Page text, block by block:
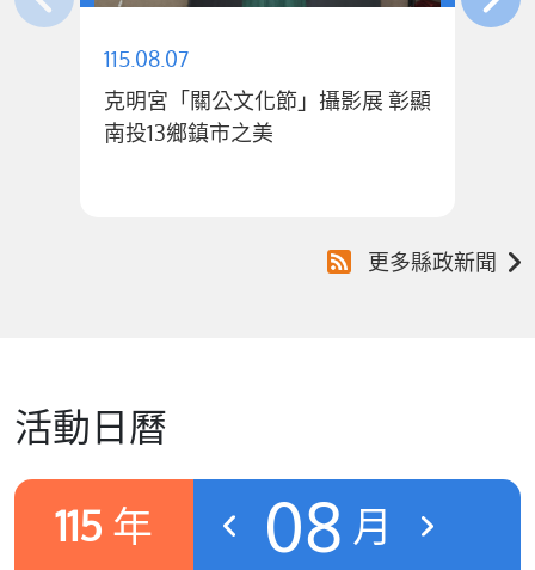
115.08.07
克明宮「關公文化節」攝影展 彰顯
南投13鄉鎮市之美
更多縣政新聞
活動日曆
115 年 08 月